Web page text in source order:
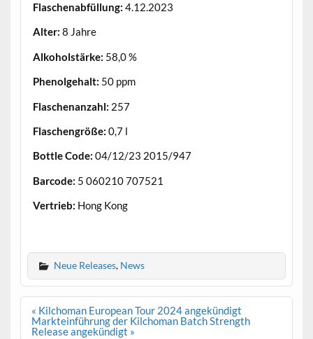
Flaschenabfüllung: 4.12.2023
Alter: 8 Jahre
Alkoholstärke: 58,0 %
Phenolgehalt: 50 ppm
Flaschenanzahl: 257
Flaschengröße: 0,7 l
Bottle Code: 04/12/23 2015/947
Barcode: 5 060210 707521
Vertrieb: Hong Kong
Neue Releases, News
Beitrags-
Navigation
« Kilchoman European Tour 2024 angekündigt
Markteinführung der Kilchoman Batch Strength
Release angekündigt »